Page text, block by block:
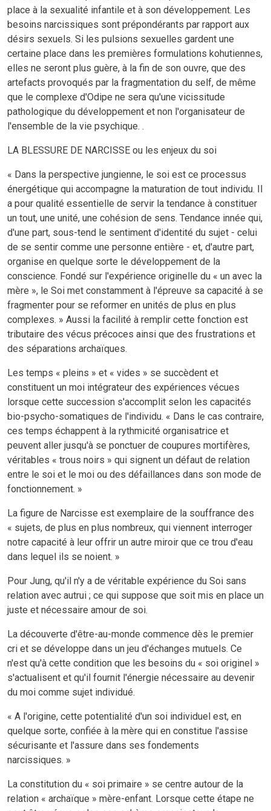
place à la sexualité infantile et à son développement. Les
besoins narcissiques sont prépondérants par rapport aux
désirs sexuels. Si les pulsions sexuelles gardent une
certaine place dans les premières formulations kohutiennes,
elles ne seront plus guère, à la fin de son ouvre, que des
artefacts provoqués par la fragmentation du self, de même
que le complexe d'Odipe ne sera qu'une vicissitude
pathologique du développement et non l'organisateur de
l'ensemble de la vie psychique. .
LA BLESSURE DE NARCISSE ou les enjeux du soi
« Dans la perspective jungienne, le soi est ce processus
énergétique qui accompagne la maturation de tout individu. Il
a pour qualité essentielle de servir la tendance à constituer
un tout, une unité, une cohésion de sens. Tendance innée qui,
d'une part, sous-tend le sentiment d'identité du sujet - celui
de se sentir comme une personne entière - et, d'autre part,
organise en quelque sorte le développement de la
conscience. Fondé sur l'expérience originelle du « un avec la
mère », le Soi met constamment à l'épreuve sa capacité à se
fragmenter pour se reformer en unités de plus en plus
complexes. » Aussi la facilité à remplir cette fonction est
tributaire des vécus précoces ainsi que des frustrations et
des séparations archaïques.
Les temps « pleins » et « vides » se succèdent et
constituent un moi intégrateur des expériences vécues
lorsque cette succession s'accomplit selon les capacités
bio-psycho-somatiques de l'individu. « Dans le cas contraire,
ces temps échappent à la rythmicité organisatrice et
peuvent aller jusqu'à se ponctuer de coupures mortifères,
véritables « trous noirs » qui signent un défaut de relation
entre le soi et le moi ou des défaillances dans son mode de
fonctionnement. »
La figure de Narcisse est exemplaire de la souffrance des
« sujets, de plus en plus nombreux, qui viennent interroger
notre capacité à leur offrir un autre miroir que ce trou d'eau
dans lequel ils se noient. »
Pour Jung, qu'il n'y a de véritable expérience du Soi sans
relation avec autrui ; ce qui suppose que soit mis en place un
juste et nécessaire amour de soi.
La découverte d'être-au-monde commence dès le premier
cri et se développe dans un jeu d'échanges mutuels. Ce
n'est qu'à cette condition que les besoins du « soi originel »
s'actualisent et qu'il fournit l'énergie nécessaire au devenir
du moi comme sujet individué.
« A l'origine, cette potentialité d'un soi individuel est, en
quelque sorte, confiée à la mère qui en constitue l'assise
sécurisante et l'assure dans ses fondements
narcissiques. »
La constitution du « soi primaire » se centre autour de la
relation « archaïque » mère-enfant. Lorsque cette étape ne